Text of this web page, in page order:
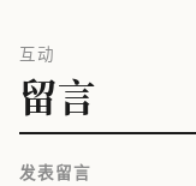
互动
留言
发表留言